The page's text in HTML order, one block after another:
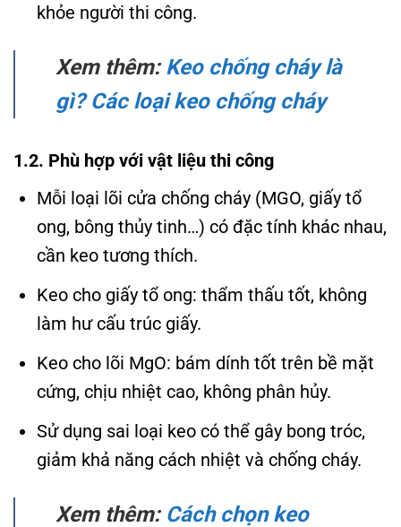
khỏe người thi công.
Xem thêm: Keo chống cháy là
gì? Các loại keo chống cháy
1.2. Phù hợp với vật liệu thi công
Mỗi loại lõi cửa chống cháy (MGO, giấy tổ
ong, bông thủy tinh…) có đặc tính khác nhau,
cần keo tương thích.
Keo cho giấy tổ ong: thẩm thấu tốt, không
làm hư cấu trúc giấy.
Keo cho lõi MgO: bám dính tốt trên bề mặt
cứng, chịu nhiệt cao, không phân hủy.
Sử dụng sai loại keo có thể gây bong tróc,
giảm khả năng cách nhiệt và chống cháy.
Xem thêm: Cách chọn keo